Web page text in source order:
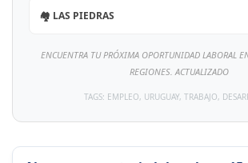
🏘️ LAS PIEDRAS
ENCUENTRA TU PRÓXIMA OPORTUNIDAD LABORAL
REGIONES. ACTUALIZADO
TAGS: EMPLEO, URUGUAY, TRABAJO,